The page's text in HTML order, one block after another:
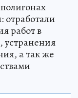
отработали
работ в
устранения
а так же